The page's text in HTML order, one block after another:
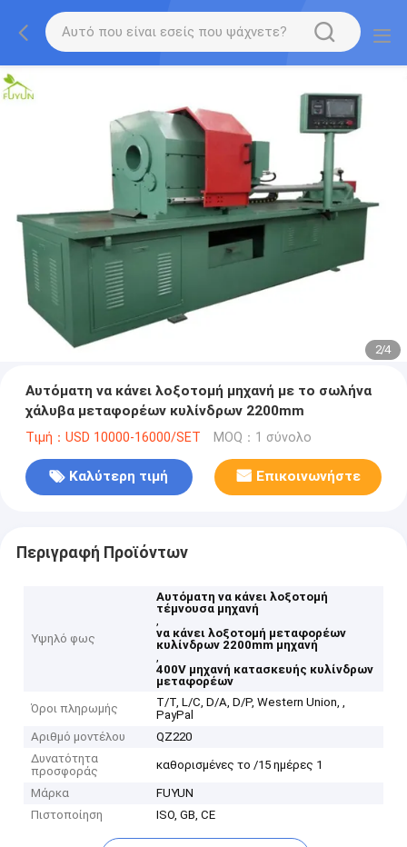
2/4
Αυτόματη να κάνει λοξοτομή μηχανή με το σωλήνα
χάλυβα μεταφορέων κυλίνδρων 2200mm
Τιμή：USD 10000-16000/SET MOQ：1 σύνολο
Καλύτερη τιμή Επικοινωνήστε
Περιγραφή Προϊόντων
Υψηλό φως
Αυτόματη να κάνει λοξοτομή
τέμνουσα μηχανή
,
να κάνει λοξοτομή μεταφορέων
κυλίνδρων 2200mm μηχανή
,
400V μηχανή κατασκευής κυλίνδρων
μεταφορέων
Όροι πληρωμής
T/T, L/C, D/A, D/P, Western Union, ,
PayPal
Αριθμό μοντέλου
QZ220
Δυνατότητα
προσφοράς
καθορισμένες το /15 ημέρες 1
Μάρκα
FUYUN
Πιστοποίηση
ISO, GB, CE